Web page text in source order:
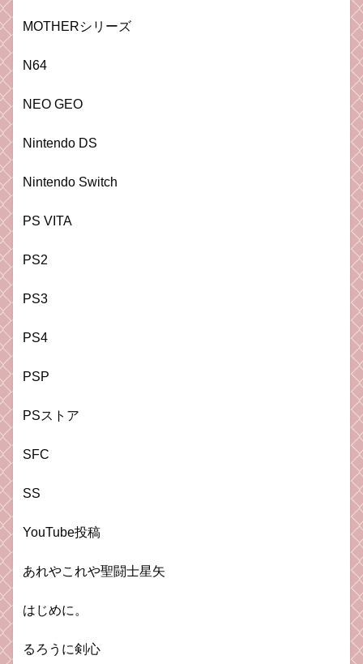
MOTHERシリーズ
N64
NEO GEO
Nintendo DS
Nintendo Switch
PS VITA
PS2
PS3
PS4
PSP
PSストア
SFC
SS
YouTube投稿
あれやこれや聖闘士星矢
はじめに。
るろうに剣心